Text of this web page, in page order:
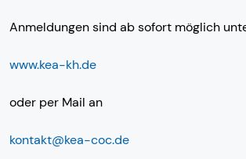
Anmeldungen sind ab sofort möglich
www.kea-kh.de
oder per Mail an
kontakt@kea-coc.de